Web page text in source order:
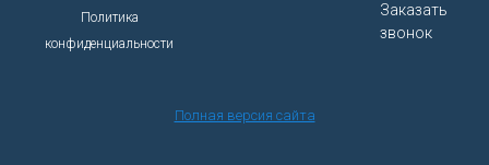
Политика
конфиденциальности
Заказать
звонок
Полная версия сайта